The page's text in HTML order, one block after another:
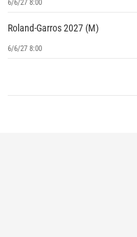
6/6/27 8:00
Roland-Garros 2027 (M)
6/6/27 8:00